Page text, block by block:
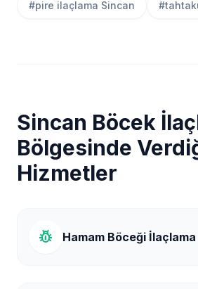
#pire ilaçlama Sincan
Sincan Böcek
Bölgesinde
Hizmetler
pest_control Hamam Böceği İlaçlama